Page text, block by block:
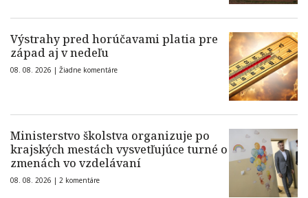
Výstrahy pred horúčavami platia pre
západ aj v nedeľu
08. 08. 2026 | Žiadne komentáre
Ministerstvo školstva organizuje po
krajských mestách vysvetľujúce turné o
zmenách vo vzdelávaní
08. 08. 2026 | 2 komentáre